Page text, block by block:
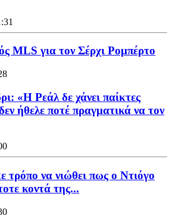
MLS για τον Σέρχι Ρομπέρτο
«Η Ρεάλ δε χάνει παίκτες
ήθελε ποτέ πραγματικά να τον
τρόπο να νιώθει πως ο Ντιόγο
κοντά της...